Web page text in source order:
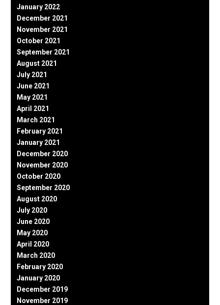
January 2022
December 2021
November 2021
October 2021
September 2021
August 2021
July 2021
June 2021
May 2021
April 2021
March 2021
February 2021
January 2021
December 2020
November 2020
October 2020
September 2020
August 2020
July 2020
June 2020
May 2020
April 2020
March 2020
February 2020
January 2020
December 2019
November 2019